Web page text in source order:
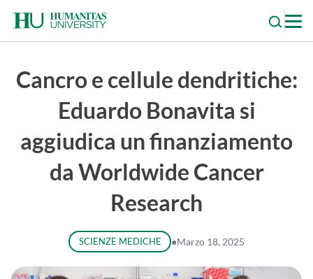
content
Cancro e cellule dendritiche:
Eduardo Bonavita si
aggiudica un finanziamento
da Worldwide Cancer
Research
SCIENZE MEDICHE ●Marzo 18, 2025